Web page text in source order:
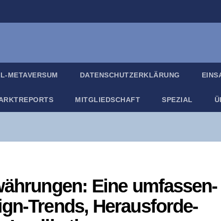
META­VER­SUM DATEN­SCHUTZ­ER­KLÄ­RUNG
MIT­GLIED­SCHAFT SPE­ZI­AL
Eine umfas­sen­
Trends, Her­aus­for­de­